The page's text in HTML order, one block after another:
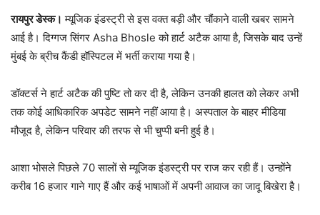
रायपुर डेस्क। म्यूजिक इंडस्ट्री से इस वक्त बड़ी और चौंकाने वाली खबर सामने
आई है। दिग्गज सिंगर Asha Bhosle को हार्ट अटैक आया है, जिसके बाद उन्हें
मुंबई के ब्रीच कैंडी हॉस्पिटल में भर्ती कराया गया है।
डॉक्टर्स ने हार्ट अटैक की पुष्टि तो कर दी है, लेकिन उनकी हालत को लेकर अभी
तक कोई आधिकारिक अपडेट सामने नहीं आया है। अस्पताल के बाहर मीडिया
मौजूद है, लेकिन परिवार की तरफ से भी चुप्पी बनी हुई है।
आशा भोसले पिछले 70 सालों से म्यूजिक इंडस्ट्री पर राज कर रही हैं। उन्होंने
करीब 16 हजार गाने गाए हैं और कई भाषाओं में अपनी आवाज का जादू बिखेरा है।